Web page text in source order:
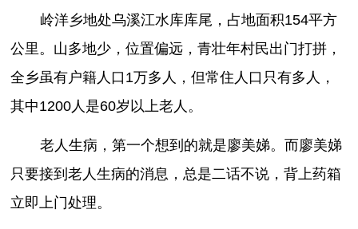
岭洋乡地处乌溪江水库库尾，占地面积154平方
公里。山多地少，位置偏远，青壮年村民出门打拼，
全乡虽有户籍人口1万多人，但常住人口只有多人，
其中1200人是60岁以上老人。
老人生病，第一个想到的就是廖美娣。而廖美娣
只要接到老人生病的消息，总是二话不说，背上药箱
立即上门处理。